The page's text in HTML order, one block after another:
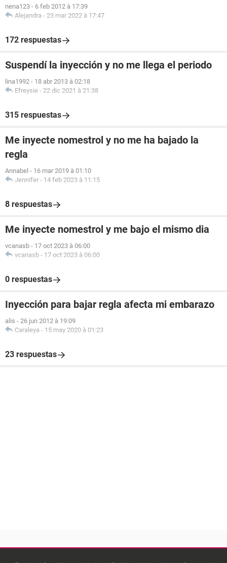
nena123 - 6 feb 2012 à 17:39
Alejandra - 23 mar 2022 à 17:47
172 respuestas
Suspendí la inyección y no me llega el periodo
lina1992 - 18 abr 2013 à 02:18
Efreysie - 22 dic 2021 à 21:38
315 respuestas
Me inyecte nomestrol y no me ha bajado la
regla
Annabel - 16 mar 2019 à 01:10
Jennifer - 14 feb 2023 à 11:15
8 respuestas
Me inyecte nomestrol y me bajo el mismo dia
vcanasb - 17 oct 2023 à 06:00
vcanasb - 17 oct 2023 à 06:00
0 respuestas
Inyección para bajar regla afecta mi embarazo
alis - 26 jun 2012 à 19:09
Caraleya - 15 may 2020 à 01:23
23 respuestas